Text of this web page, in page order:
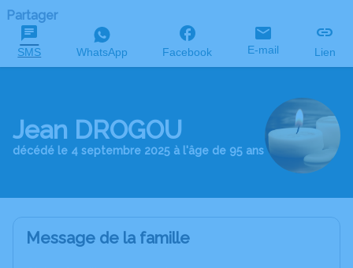
Partager
SMS WhatsApp Facebook E-mail Lien
Jean DROGOU
décédé le 4 septembre 2025 à l'âge de 95 ans
Message de la famille